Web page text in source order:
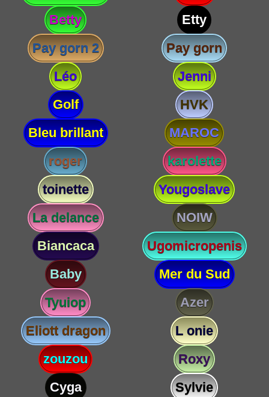
Betty
Etty
Pay gorn 2
Pay gorn
Léo
Jenni
Golf
HVK
Bleu brillant
MAROC
roger
karolette
toinette
Yougoslave
La delance
NOIW
Biancaca
Ugomicropenis
Baby
Mer du Sud
Tyuiop
Azer
Eliott dragon
L onie
zouzou
Roxy
Cyga
Sylvie